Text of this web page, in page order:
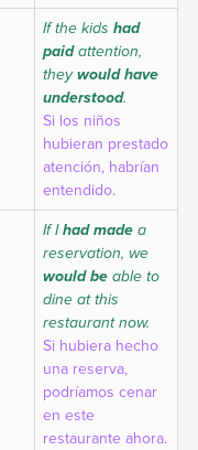
If the kids had
paidattention,
theywould have
understood.
Si los niños
hubieran prestado
atención, habrían
entendido.
If Ihad made a
reservation, we
would beable to
dine at this
restaurant now.
Si hubiera hecho
una reserva,
podríamos cenar
en este
restaurante ahora.